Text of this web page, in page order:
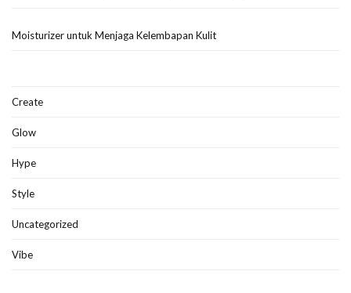
Moisturizer untuk Menjaga Kelembapan Kulit
Create
Glow
Hype
Style
Uncategorized
Vibe